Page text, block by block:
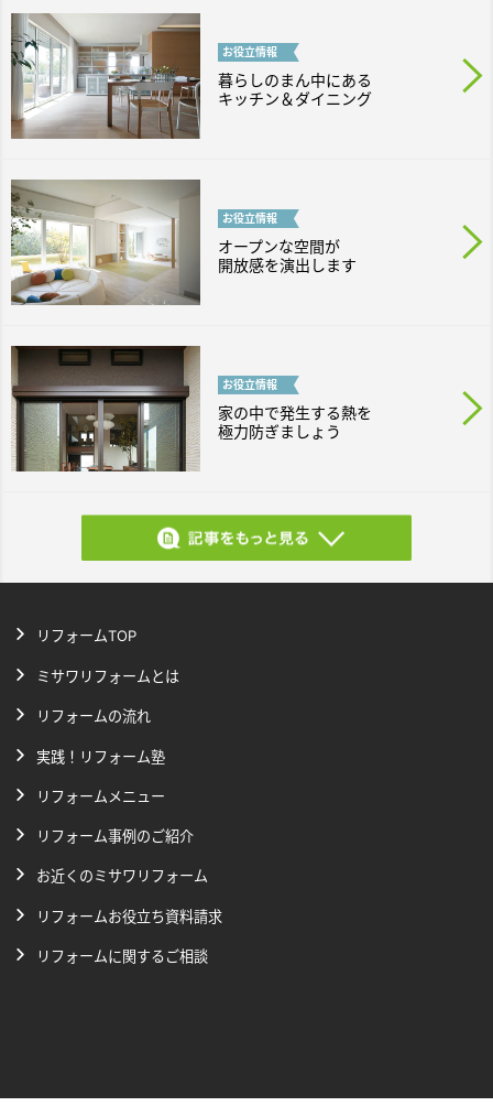
お役立情報
暮らしのまん中にある
キッチン＆ダイニング
お役立情報
オープンな空間が
開放感を演出します
お役立情報
家の中で発生する熱を
極力防ぎましょう
リフォームTOP
ミサワリフォームとは
リフォームの流れ
実践！リフォーム塾
リフォームメニュー
リフォーム事例のご紹介
お近くのミサワリフォーム
リフォームお役立ち資料請求
リフォームに関するご相談